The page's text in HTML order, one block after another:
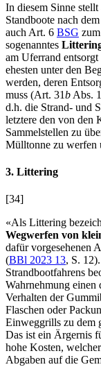
In diesem Sinne
Standboote nach
auch Art. 6 BSG
sogenanntes
am Uferrand
ehesten unter den
werden, deren
muss (Art. 31b Abs. 1
d.h. die Strand- und
letztere den von den
Sammelstellen zu
Mülltonne zu werfen
3. Littering
[34]
«Als Littering
Wegwerfen von
dafür vorgesehenen
(BBl 2023 13, S.
Strandbootfahrens
Wahrnehmung einen
Verhalten der
Flaschen oder
Einweggrills zu dem
Das ist ein Ärgernis
hohe Kosten,
Abgaben auf die